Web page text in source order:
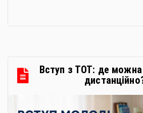
закупівлях: як сформувати вимоги
Вступ з ТОТ: де можна